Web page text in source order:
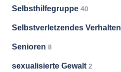
Selbsthilfegruppe 40
Selbstverletzendes Verhalten
Senioren 8
sexualisierte Gewalt 2